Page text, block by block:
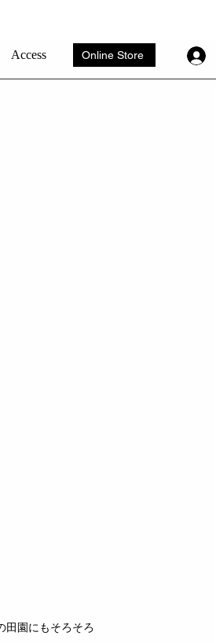
田園にもそろそろ
Access Online Store